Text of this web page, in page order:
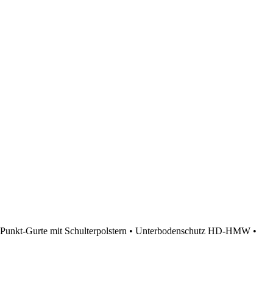
Gurte mit Schulterpolstern • Unterbodenschutz HD-HMW •